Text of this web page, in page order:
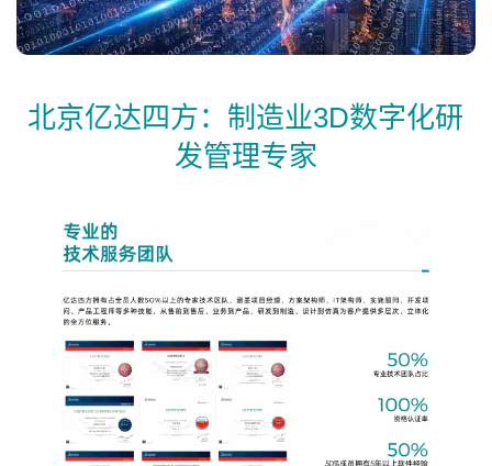
北京亿达四方：制造业3D数字化研
发管理专家